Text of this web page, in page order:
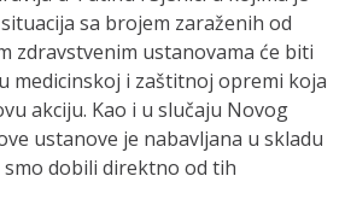
sa brojem zaraženih od
zdravstvenim ustanovama će biti
medicinskoj i zaštitnoj opremi koja
akciju. Kao i u slučaju Novog
ustanove je nabavljana u skladu
dobili direktno od tih